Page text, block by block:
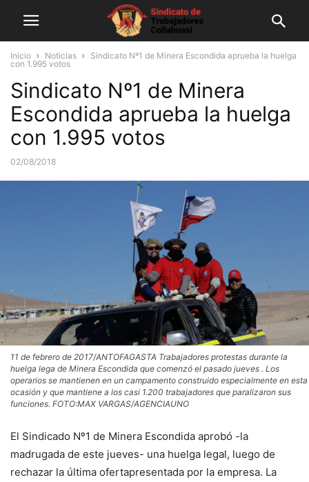
Inicio Noticias
Sindicato Nº1 de Minera Escondida aprueba la huelga
con 1.995 votos
Sindicato Nº1 de Minera
Escondida aprueba la huelga
con 1.995 votos
02/08/2018
11 de febrero de 2017/ANTOFAGASTA Trabajadores protestas durante la
huelga lega de Minera Escondida que comenzó el pasado jueves . Los
operarios se mantienen en un campamento construido especialmente en esta
ocasión y que mantiene a los casi 1.200 trabajadores que paralizaron sus
funciones. FOTO:MAX VARGAS/AGENCIAUNO
El Sindicado Nº1 de Minera Escondida aprobó -la
madrugada de este jueves- una huelga legal, luego de
rechazar la última ofertapresentada por la empresa. La